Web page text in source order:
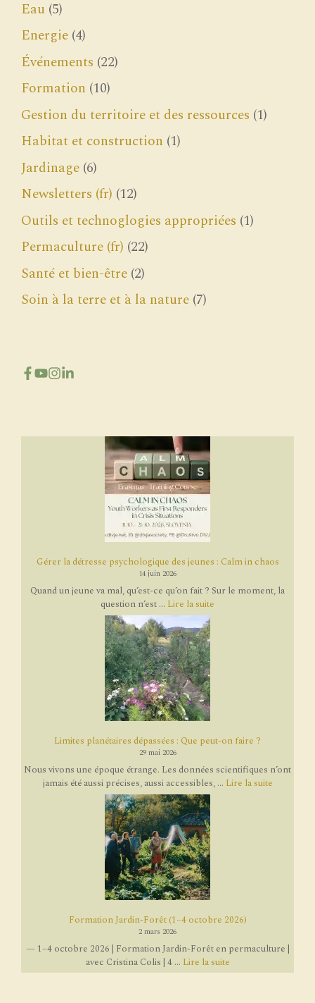
Eau (5)
Energie (4)
Événements (22)
Formation (10)
Gestion du territoire et des ressources (1)
Habitat et construction (1)
Jardinage (6)
Newsletters (fr) (12)
Outils et technoglogies appropriées (1)
Permaculture (fr) (22)
Santé et bien-être (2)
Soin à la terre et à la nature (7)
Gérer la détresse psychologique des jeunes : Calm in chaos
14 juin 2026
Quand un jeune va mal, qu’est-ce qu’on fait ? Sur le moment, la
question n’est ... Lire la suite
Limites planétaires dépassées : Que peut-on faire ?
29 mai 2026
Nous vivons une époque étrange. Les données scientifiques n’ont
jamais été aussi précises, aussi accessibles, ... Lire la suite
Formation Jardin-Forêt (1–4 octobre 2026)
2 mars 2026
— 1–4 octobre 2026 | Formation Jardin-Forêt en permaculture |
avec Cristina Colis | 4 ... Lire la suite